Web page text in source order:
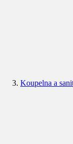
Koupelna a